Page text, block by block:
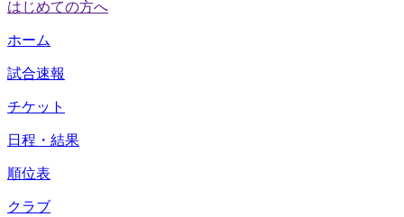
はじめての方へ
ホーム
試合速報
チケット
日程・結果
順位表
クラブ